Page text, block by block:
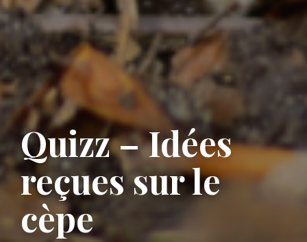
Quizz – Idées
reçues sur le
cèpe